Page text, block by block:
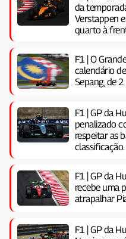
da
Verstappen
quarto à
F1 | O
calendário
Sepang, de
F1 | GP da
penalizado
respeitar as
classificação.
F1 | GP da
recebe uma
atrapalhar
F1 | GP da